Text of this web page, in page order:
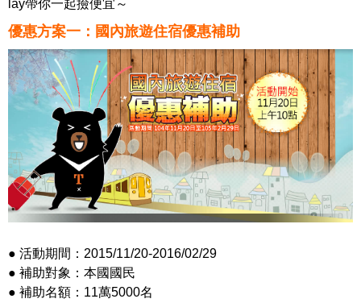
lay帶你一起撿便宜～
優惠方案一：國內旅遊住宿優惠補助
● 活動期間：2015/11/20-2016/02/29
● 補助對象：本國國民
● 補助名額：11萬5000名